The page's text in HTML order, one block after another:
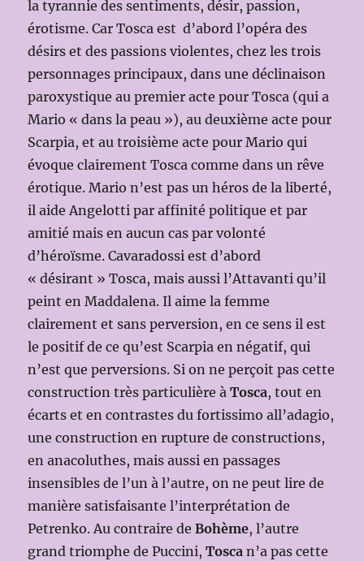
la tyrannie des sentiments, désir, passion,
érotisme. Car Tosca est d’abord l’opéra des
désirs et des passions violentes, chez les trois
personnages principaux, dans une déclinaison
paroxystique au premier acte pour Tosca (qui a
Mario « dans la peau »), au deuxième acte pour
Scarpia, et au troisième acte pour Mario qui
évoque clairement Tosca comme dans un rêve
érotique. Mario n’est pas un héros de la liberté,
il aide Angelotti par affinité politique et par
amitié mais en aucun cas par volonté
d’héroïsme. Cavaradossi est d’abord
« désirant » Tosca, mais aussi l’Attavanti qu’il
peint en Maddalena. Il aime la femme
clairement et sans perversion, en ce sens il est
le positif de ce qu’est Scarpia en négatif, qui
n’est que perversions. Si on ne perçoit pas cette
construction très particulière àTosca, tout en
écarts et en contrastes du fortissimo all’adagio,
une construction en rupture de constructions,
en anacoluthes, mais aussi en passages
insensibles de l’un à l’autre, on ne peut lire de
manière satisfaisante l’interprétation de
Petrenko. Au contraire deBohème, l’autre
grand triomphe de Puccini,Tosca n’a pas cette